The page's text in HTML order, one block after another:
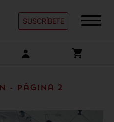
SUSCRÍBETE
- Página 2